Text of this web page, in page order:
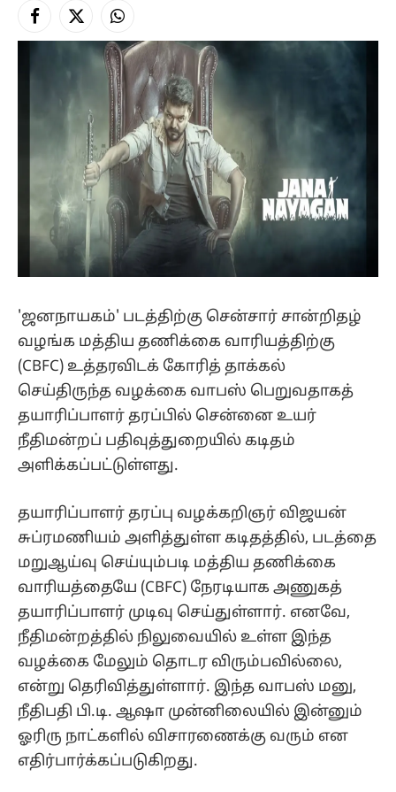
Facebook
X
(Twitter)
Instagram
'ஜனநாயகம்' படத்திற்கு சென்சார் சான்றிதழ்
வழங்க மத்திய தணிக்கை வாரியத்திற்கு
(CBFC) உத்தரவிடக் கோரித் தாக்கல்
செய்திருந்த வழக்கை வாபஸ் பெறுவதாகத்
தயாரிப்பாளர் தரப்பில் சென்னை உயர்
நீதிமன்றப் பதிவுத்துறையில் கடிதம்
அளிக்கப்பட்டுள்ளது.
தயாரிப்பாளர் தரப்பு வழக்கறிஞர் விஜயன்
சுப்ரமணியம் அளித்துள்ள கடிதத்தில், படத்தை
மறுஆய்வு செய்யும்படி மத்திய தணிக்கை
வாரியத்தையே (CBFC) நேரடியாக அணுகத்
தயாரிப்பாளர் முடிவு செய்துள்ளார். எனவே,
நீதிமன்றத்தில் நிலுவையில் உள்ள இந்த
வழக்கை மேலும் தொடர விரும்பவில்லை,
என்று தெரிவித்துள்ளார். இந்த வாபஸ் மனு,
நீதிபதி பி.டி. ஆஷா முன்னிலையில் இன்னும்
ஓரிரு நாட்களில் விசாரணைக்கு வரும் என
எதிர்பார்க்கப்படுகிறது.